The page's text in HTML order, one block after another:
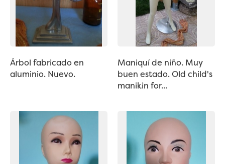
Árbol fabricado en
aluminio. Nuevo.
Maniquí de niño. Muy
buen estado. Old child's
manikin for...